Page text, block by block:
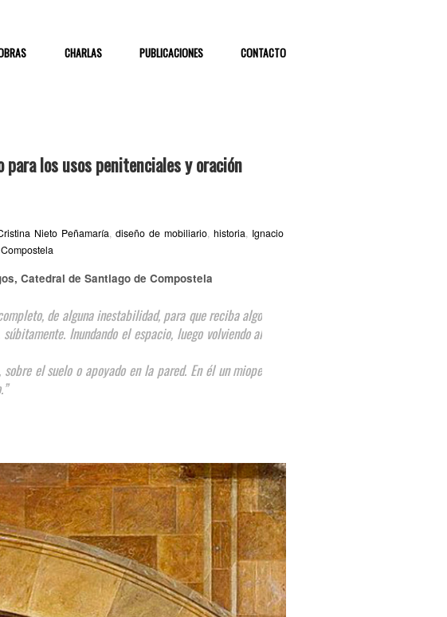
CHARLAS PUBLICACIONES CONTACTO
los usos penitenciales y oración
Nieto Peñamaría, diseño de mobiliario, historia, Ignacio
Catedral de Santiago de Compostela
de alguna inestabilidad, para que reciba algo
Inundando el espacio, luego volviendo al
el suelo o apoyado en la pared. En él un miope